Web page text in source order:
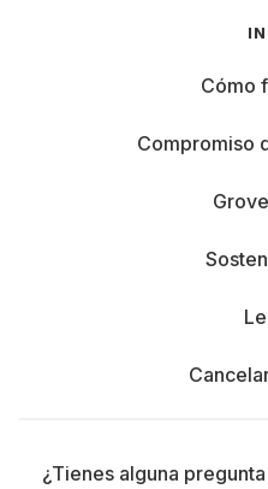
Cómo
Compromiso
¿Tienes alguna